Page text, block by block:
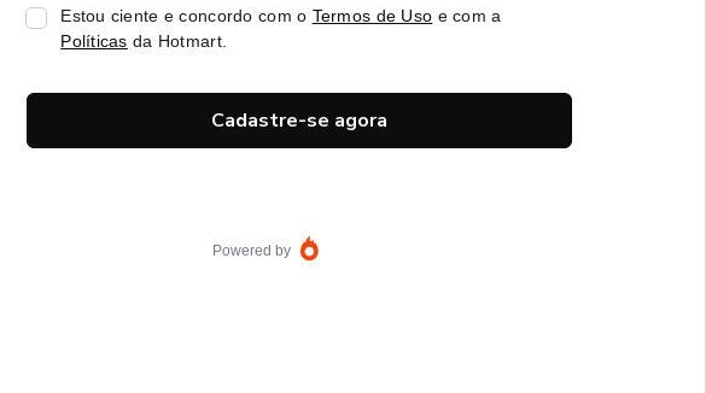
Estou ciente e concordo com o Termos de Uso e com a
Políticas da Hotmart.
Cadastre-se agora
Powered by